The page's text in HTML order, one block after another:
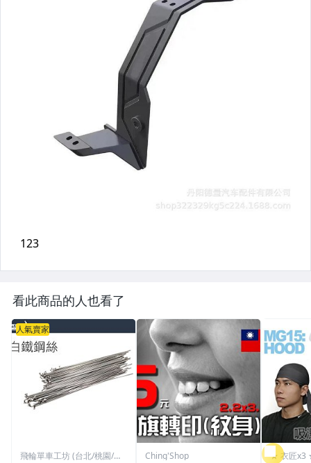
看此商品的人也看了
人氣賣家
飛輪單車工坊 (台北/桃園/高 Ching'Shop ★ 衣匠x3